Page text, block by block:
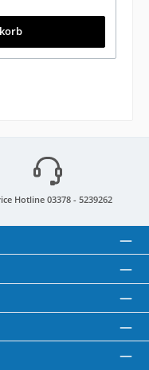
Hotline 03378 - 5239262